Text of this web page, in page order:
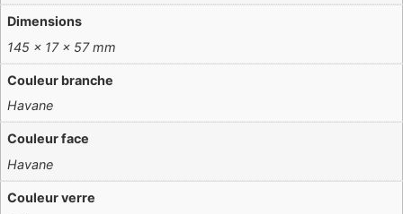
Dimensions
145 × 17 × 57 mm
Couleur branche
Havane
Couleur face
Havane
Couleur verre